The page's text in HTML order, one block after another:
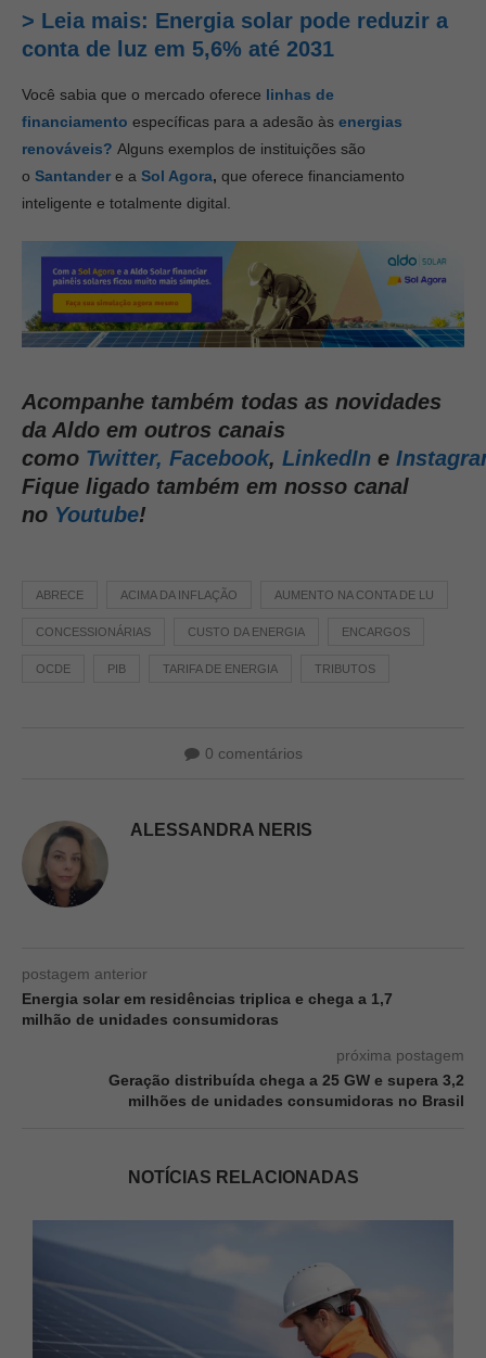
> Leia mais: Energia solar pode reduzir a
conta de luz em 5,6% até 2031
Você sabia que o mercado oferece linhas de
financiamento específicas para a adesão às energias
renováveis? Alguns exemplos de instituições são
o Santander e a Sol Agora, que oferece financiamento
inteligente e totalmente digital.
Acompanhe também todas as novidades
da Aldo em outros canais
como Twitter, Facebook, LinkedIn e
Fique ligado também em nosso canal
no Youtube!
ABRECE ACIMA DA INFLAÇÃO AUMENTO NA CONTA DE LU
CONCESSIONÁRIAS CUSTO DA ENERGIA ENCARGOS
OCDE PIB TARIFA DE ENERGIA TRIBUTOS
0 comentários
ALESSANDRA NERIS
postagem anterior
Energia solar em residências triplica e chega a 1,7
milhão de unidades consumidoras
próxima postagem
Geração distribuída chega a 25 GW e supera 3,2
milhões de unidades consumidoras no Brasil
NOTÍCIAS RELACIONADAS